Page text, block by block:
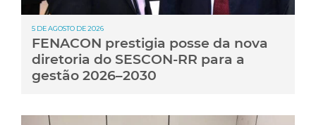
5 DE AGOSTO DE 2026
FENACON prestigia posse da nova
diretoria do SESCON-RR para a
gestão 2026–2030